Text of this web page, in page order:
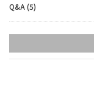
Q&A (5)